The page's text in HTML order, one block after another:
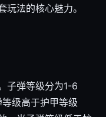
法的核心魅力。
子弹等级分为1-6
级高于护甲等级